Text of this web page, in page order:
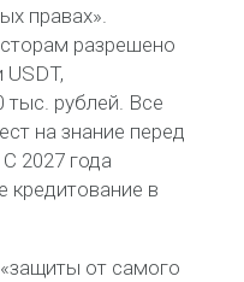
правах».
разрешено
USDT,
рублей. Все
на знание перед
2027 года
кредитование в
от самого